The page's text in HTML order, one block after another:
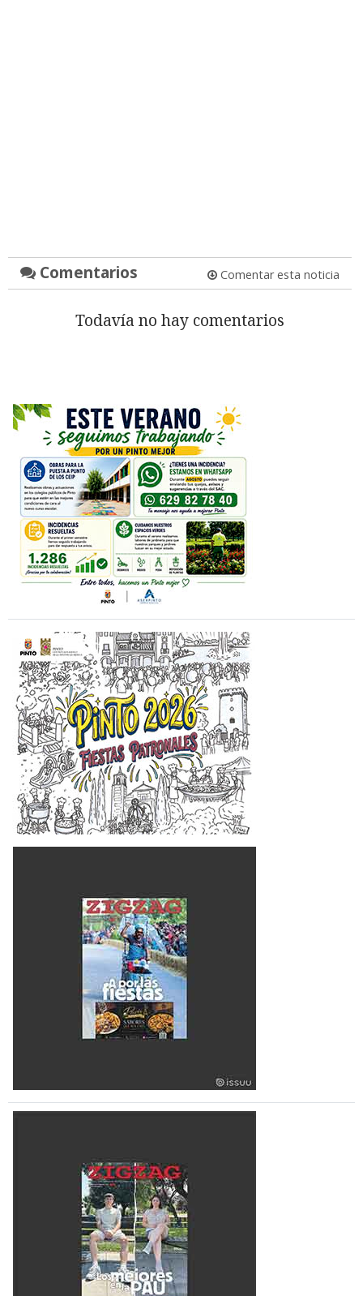
Comentarios Comentar esta noticia
Todavía no hay comentarios